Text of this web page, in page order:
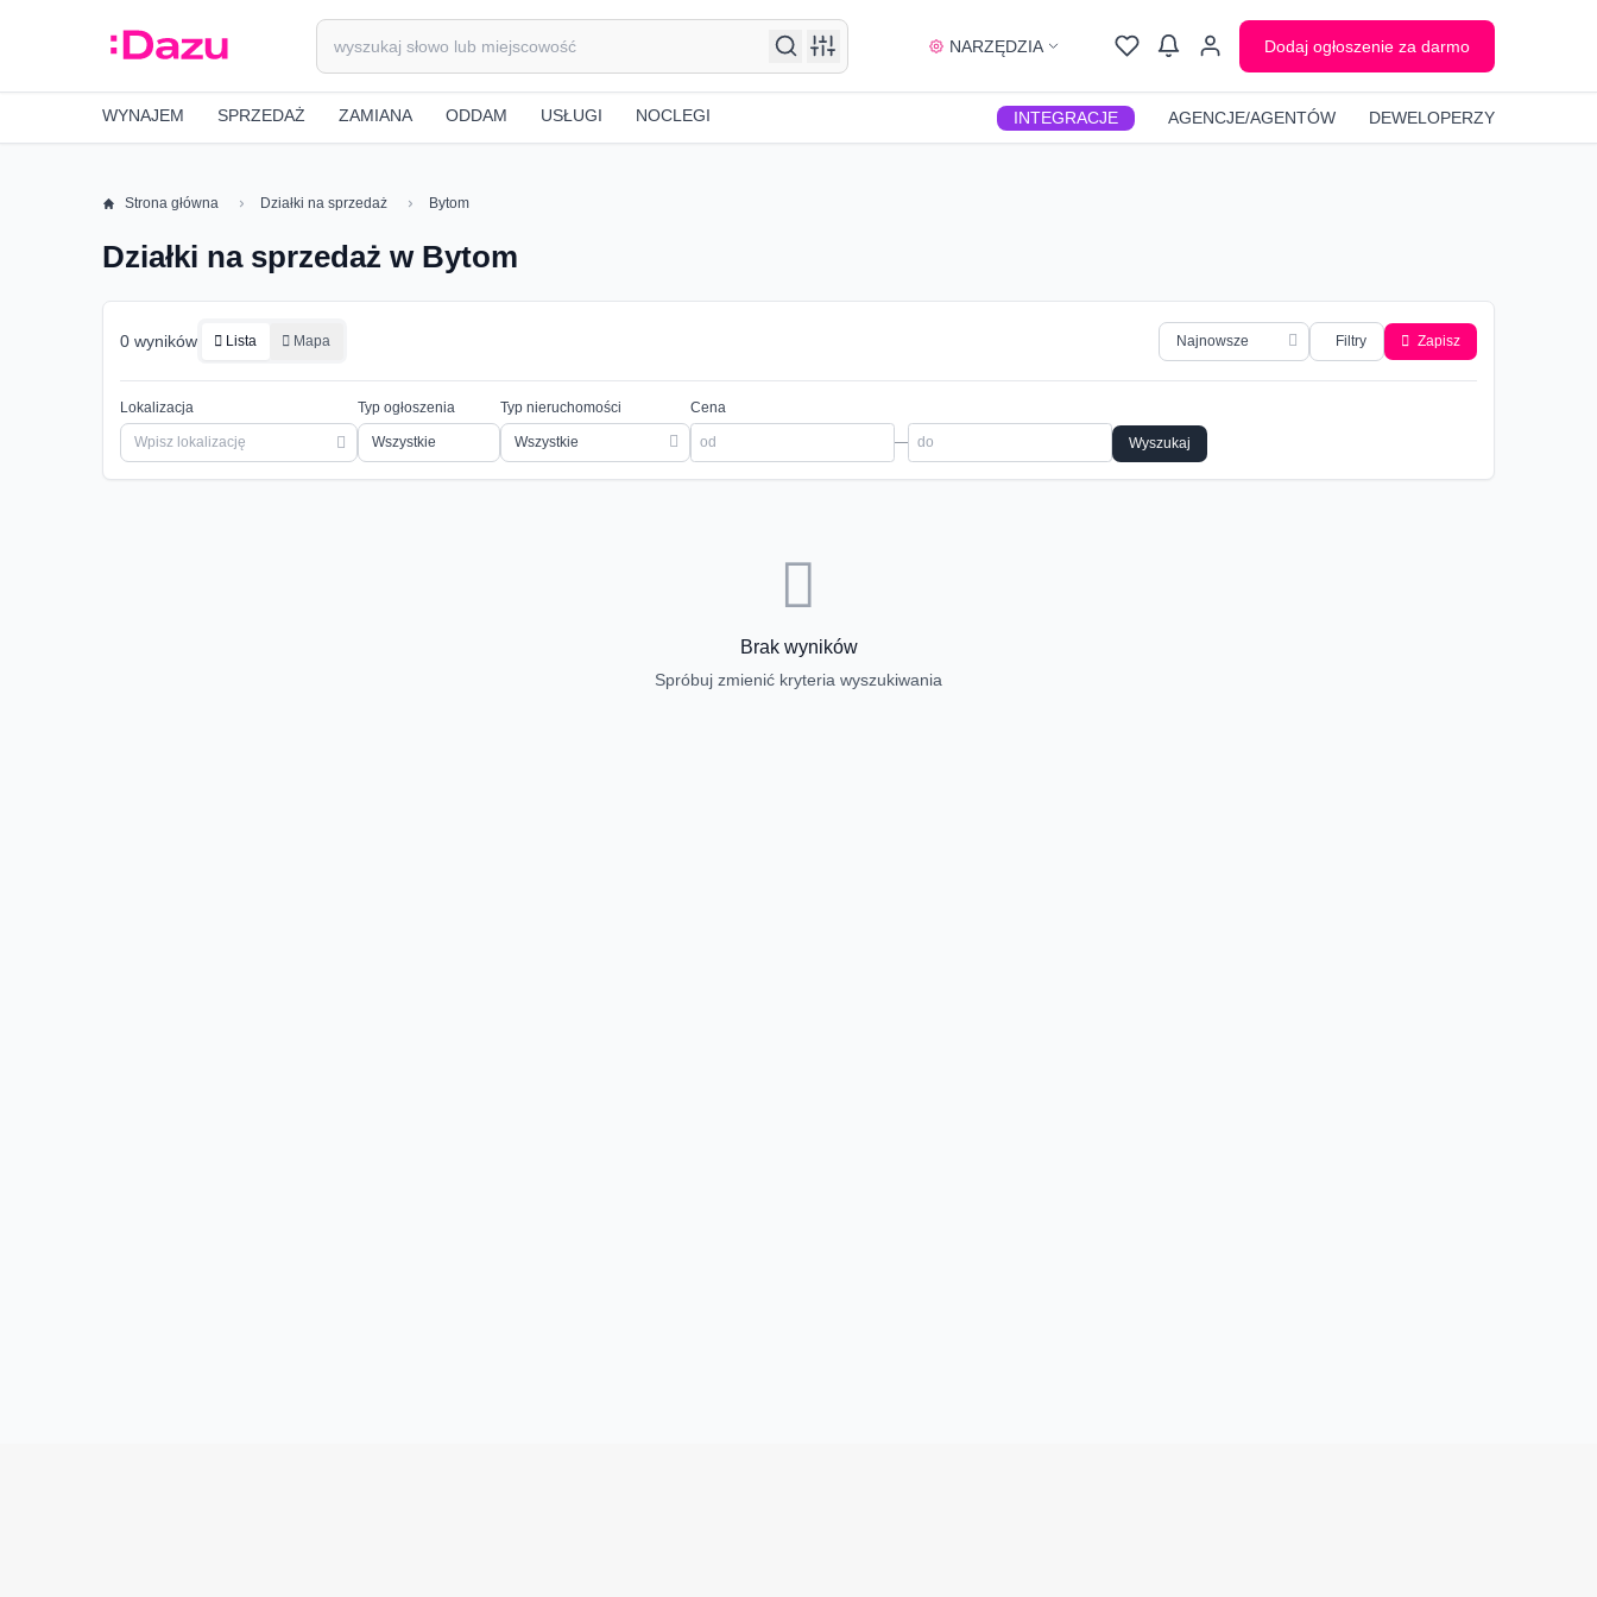
NARZĘDZIA Dodaj ogłoszenie za darmo
WYNAJEM SPRZEDAŻ ZAMIANA ODDAM USŁUGI NOCLEGI INTEGRACJE AGENCJE/AGENTÓW DEWELOPERZY
Strona główna Działki na sprzedaż Bytom
Działki na sprzedaż w Bytom
0 wyników Lista Mapa Filtry Zapisz
Lokalizacja Typ ogłoszenia Typ nieruchomości
Wszystkie
Cena
— Wyszukaj
Brak wyników
Spróbuj zmienić kryteria wyszukiwania